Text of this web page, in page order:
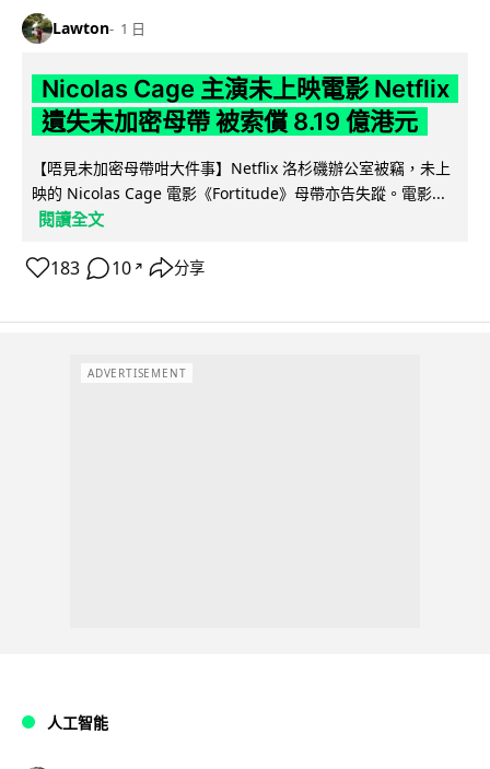
Lawton 1 日
Nicolas Cage 主演未上映電影 Netflix
遺失未加密母帶 被索償 8.19 億港元
【唔見未加密母帶咁大件事】Netflix 洛杉磯辦公室被竊，未上
映的 Nicolas Cage 電影《Fortitude》母帶亦告失蹤。電影...
閱讀全文
183 10 ↗ 分享
ADVERTISEMENT
人工智能